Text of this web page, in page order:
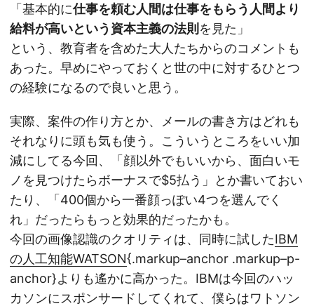
「基本的に仕事を頼む人間は仕事をもらう人間より
給料が高いという資本主義の法則 を見た」
という、教育者を含めた大人たちからのコメントも
あった。早めにやっておくと世の中に対するひとつ
の経験になるので良いと思う。
実際、案件の作り方とか、メールの書き方はどれも
それなりに頭も気も使う。こういうところをいい加
減にしてる今回、「顔以外でもいいから、面白いモ
ノを見つけたらボーナスで$5払う」とか書いておい
たり、「400個から一番顔っぽい4つを選んでく
れ」だったらもっと効果的だったかも。
今回の画像認識のクオリティは、同時に試したIBM
の人工知能WATSON{.markup–anchor .markup–p-
anchor}よりも遙かに高かった。IBMは今回のハッ
カソンにスポンサードしてくれて、僕らはワトソン